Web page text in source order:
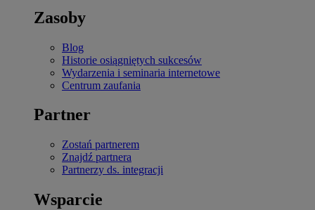
Zasoby
Blog
Historie osiągniętych sukcesów
Wydarzenia i seminaria internetowe
Centrum zaufania
Partner
Zostań partnerem
Znajdź partnera
Partnerzy ds. integracji
Wsparcie